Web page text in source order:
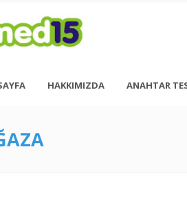
Pazartesi - Cuma 08:00 - 18:00
HAKKIMIZDA ANAHTAR